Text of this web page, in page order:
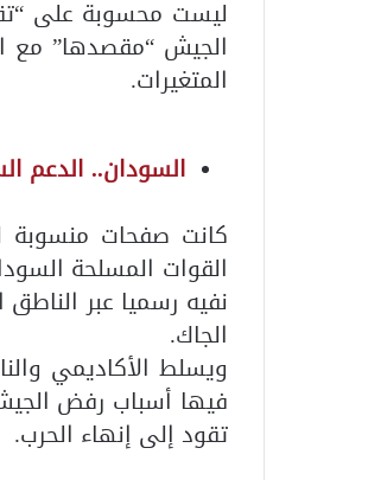
ليست محسوبة على
الجيش “مقصدها” مع
المتغيرات.
السودان.. الدعم
كانت صفحات منسوبة
القوات المسلحة
نفيه رسميا عبر
الجاك.
ويسلط الأكاديمي
فيها أسباب رفض
تقود إلى إنهاء الحرب.